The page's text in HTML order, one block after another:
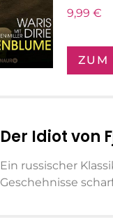
9,99 €
ZUM
Der Idiot von
Ein russischer
Geschehnisse